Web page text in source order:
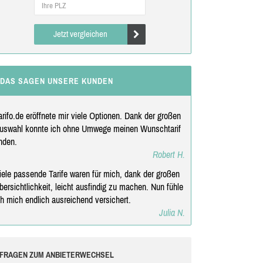
Jetzt vergleichen
DAS SAGEN UNSERE KUNDEN
eröffnete mir viele Optionen. Dank der großen
konnte ich ohne Umwege meinen Wunschtarif
Robert H.
passende Tarife waren für mich, dank der großen
leicht ausfindig zu machen. Nun fühle
mich endlich ausreichend versichert.
Julia N.
FRAGEN ZUM ANBIETERWECHSEL